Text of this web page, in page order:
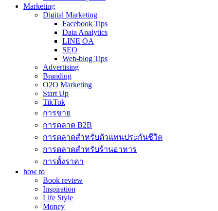
Marketing
Digital Marketing
Facebook Tips
Data Analytics
LINE OA
SEO
Web-blog Tips
Advertising
Branding
O2O Marketing
Start Up
TikTok
การขาย
การตลาด B2B
การตลาดสำหรับตัวแทนประกันชีวิต
การตลาดสำหรับร้านอาหาร
การตั้งราคา
how to
Book review
Inspiration
Life Style
Money